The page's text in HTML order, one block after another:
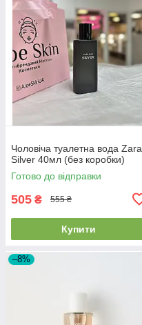
Чоловіча туалетна вода Zara
Silver 40мл (без коробки)
Готово до відправки
505 ₴ 555 ₴
Купити
–8%